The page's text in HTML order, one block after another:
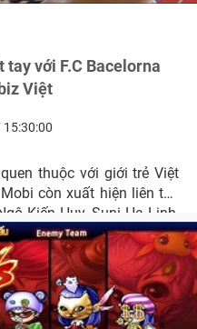
với F.C Bacelorna
Việt
thuộc với giới trẻ Việt
còn xuất hiện liên tục
Kiến Huy, Suni Hạ Linh,